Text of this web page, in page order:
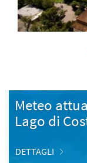
Meteo
Lago di
DETTAGLI